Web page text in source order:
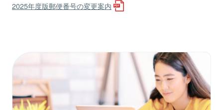
2025年度版郵便番号の変更案内